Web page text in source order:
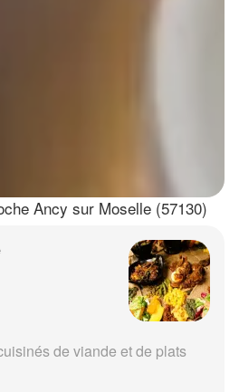
Ancy sur Moselle (57130)
de viande et de plats